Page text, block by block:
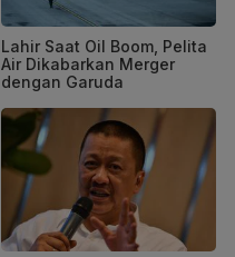
Lahir Saat Oil Boom, Pelita
Air Dikabarkan Merger
dengan Garuda